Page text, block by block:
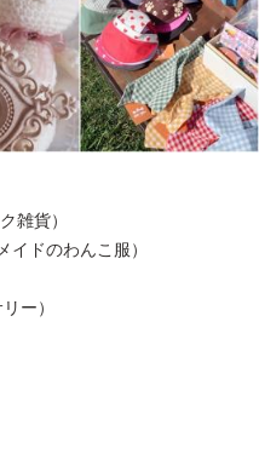
雑貨）
イドのわんこ服）
ー）